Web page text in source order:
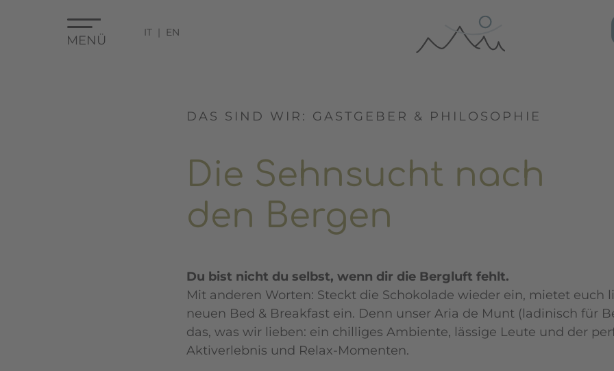
MENÜ
IT EN
DAS SIND WIR: GASTGEBER & PHILOSOPHIE
Die Sehnsucht nach
den Bergen
Du bist nicht du selbst, wenn dir die Bergluft fehlt.
Mit anderen Worten: Steckt die Schokolade wieder ein, mietet euch
neuen Bed & Breakfast ein. Denn unser Aria de Munt (ladinisch für
das, was wir lieben: ein chilliges Ambiente, lässige Leute und der
Aktiverlebnis und Relax-Momenten.